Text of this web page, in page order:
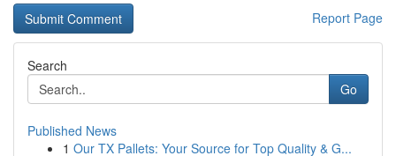
Report Page
Search
Go
Published News
1 Our TX Pallets: Your Source for Top Quality & G...